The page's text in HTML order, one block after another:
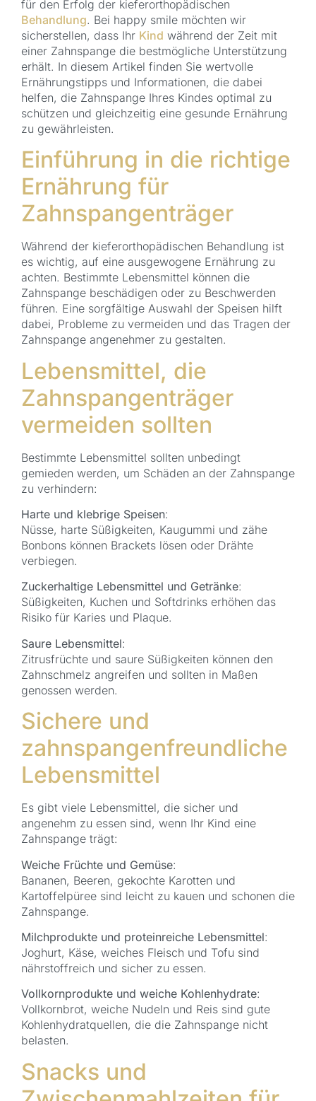
für den Erfolg der kieferorthopädischen
Behandlung. Bei happy smile möchten wir
sicherstellen, dass Ihr Kind während der Zeit mit
einer Zahnspange die bestmögliche Unterstützung
erhält. In diesem Artikel finden Sie wertvolle
Ernährungstipps und Informationen, die dabei
helfen, die Zahnspange Ihres Kindes optimal zu
schützen und gleichzeitig eine gesunde Ernährung
zu gewährleisten.
Einführung in die richtige
Ernährung für
Zahnspangenträger
Während der kieferorthopädischen Behandlung ist
es wichtig, auf eine ausgewogene Ernährung zu
achten. Bestimmte Lebensmittel können die
Zahnspange beschädigen oder zu Beschwerden
führen. Eine sorgfältige Auswahl der Speisen hilft
dabei, Probleme zu vermeiden und das Tragen der
Zahnspange angenehmer zu gestalten.
Lebensmittel, die
Zahnspangenträger
vermeiden sollten
Bestimmte Lebensmittel sollten unbedingt
gemieden werden, um Schäden an der Zahnspange
zu verhindern:
Harte und klebrige Speisen:
Nüsse, harte Süßigkeiten, Kaugummi und zähe
Bonbons können Brackets lösen oder Drähte
verbiegen.
Zuckerhaltige Lebensmittel und Getränke:
Süßigkeiten, Kuchen und Softdrinks erhöhen das
Risiko für Karies und Plaque.
Saure Lebensmittel:
Zitrusfrüchte und saure Süßigkeiten können den
Zahnschmelz angreifen und sollten in Maßen
genossen werden.
Sichere und
zahnspangenfreundliche
Lebensmittel
Es gibt viele Lebensmittel, die sicher und
angenehm zu essen sind, wenn Ihr Kind eine
Zahnspange trägt:
Weiche Früchte und Gemüse:
Bananen, Beeren, gekochte Karotten und
Kartoffelpüree sind leicht zu kauen und schonen die
Zahnspange.
Milchprodukte und proteinreiche Lebensmittel:
Joghurt, Käse, weiches Fleisch und Tofu sind
nährstoffreich und sicher zu essen.
Vollkornprodukte und weiche Kohlenhydrate:
Vollkornbrot, weiche Nudeln und Reis sind gute
Kohlenhydratquellen, die die Zahnspange nicht
belasten.
Snacks und